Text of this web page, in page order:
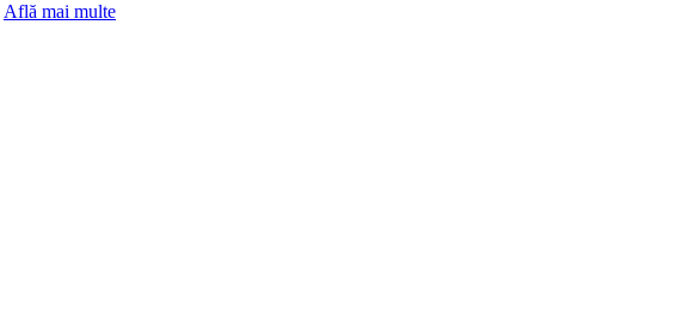
Află mai multe